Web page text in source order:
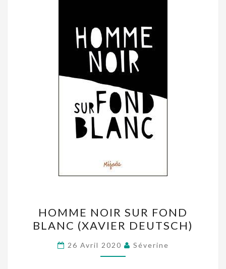
NOIR
SUR
FOND
BLANC
HOMME NOIR SUR FOND
BLANC (XAVIER DEUTSCH)
26 Avril 2020 Séverine